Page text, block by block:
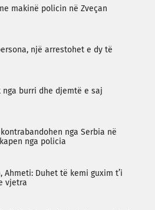
makinë policin në Zveçan
një arrestohet e dy të
nga burri dhe djemtë e saj
nga Serbia në
nga policia
Ahmeti: Duhet të kemi guxim t’i
vjetra